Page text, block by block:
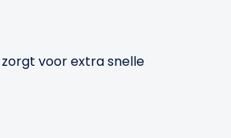
voor extra snelle